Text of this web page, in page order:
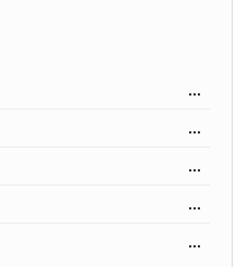
...
...
...
...
...